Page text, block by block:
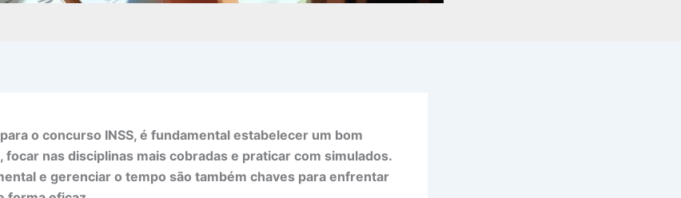
o concurso INSS, é fundamental estabelecer um bom
focar nas disciplinas mais cobradas e praticar com simulados.
e gerenciar o tempo são também chaves para enfrentar